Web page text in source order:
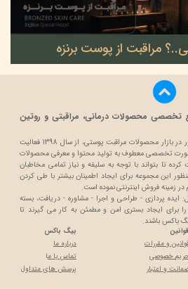
مراقبت از پوست برنزه
قوانین
و مقررات
خصوصی
و اعتبار
بیگ باکس
درباره ما
تماس با ما
پرسش های متداول
تخصصی محصولات درمانی، مراقبتی و روتین
بیگ باکس با تکیه بر دانش و تجربه حضور در بازار محصولات مراقبت پوستی، از سال 1398 فعالیت
صورت تخصصی معطوف به تولید محتوا و معرفی محصولات
تا بتواند با توجه به سلیقه و نیاز تمامی مخاطبان
این مجموعه برای ایجاد اطمینان بیشتر با طی کردن
زمینه فروش اینترنتی نموده است.
پردازی - طراحی و اجرا - مشاوره - دریافت، بسته
برای ایجاد بستری امن و مطمئن به کار می گیرند تا
باکس باشند.